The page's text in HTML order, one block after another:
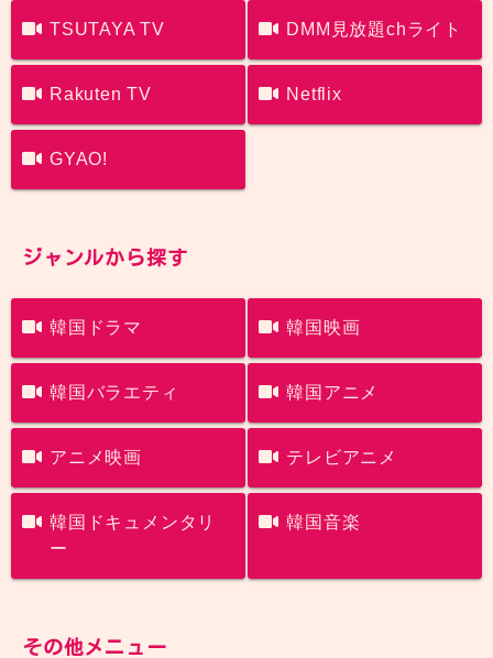
TSUTAYA TV DMM見放題chライト
Rakuten TV Netflix
GYAO!
ジャンルから探す
韓国ドラマ 韓国映画
韓国バラエティ 韓国アニメ
アニメ映画 テレビアニメ
韓国ドキュメンタリ
ー
韓国音楽
その他メニュー